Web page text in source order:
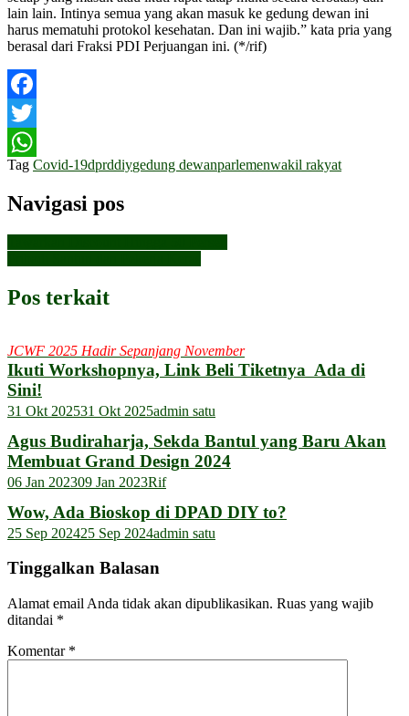
lain lain. Intinya semua yang akan masuk ke gedung dewan ini
harus mematuhi protokol kesehatan. Dan ini wajib.” kata pria yang
berasal dari Fraksi PDI Perjuangan ini. (*/rif)
Facebook
Twitter
WhatsApp
Tag Covid-19dprddiygedung dewanparlemenwakil rakyat
Navigasi pos
Pos terkait
JCWF 2025 Hadir Sepanjang November
Ikuti Workshopnya, Link Beli Tiketnya Ada di
Sini!
31 Okt 202531 Okt 2025admin satu
Agus Budiraharja, Sekda Bantul yang Baru Akan
Membuat Grand Design 2024
06 Jan 202309 Jan 2023Rif
Wow, Ada Bioskop di DPAD DIY to?
25 Sep 202425 Sep 2024admin satu
Tinggalkan Balasan
Alamat email Anda tidak akan dipublikasikan. Ruas yang wajib
ditandai *
Komentar *